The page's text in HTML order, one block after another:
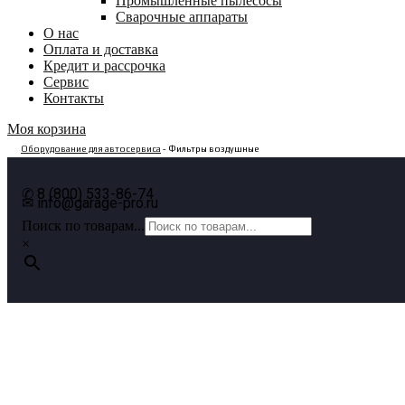
Сварочные аппараты
О нас
Оплата и доставка
Кредит и рассрочка
Сервис
Контакты
Моя корзина
Оборудование для автосервиса - Фильтры воздушные
✆ 8 (800) 533-86-74
✉ info@garage-pro.ru
Поиск по товарам...
×